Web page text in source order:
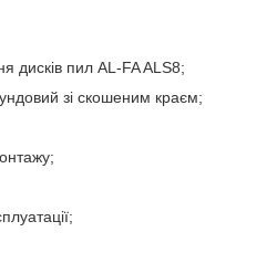
дисків пил AL-FA ALS8;
зі скошеним краєм;